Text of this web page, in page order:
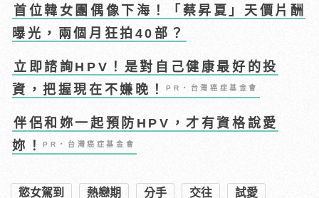
首位韓女團偶像下海！「蔡昇夏」天價片酬
曝光，兩個月狂拍40部？
立即諮詢HPV！是對自己健康最好的投
資，把握現在不嫌晚！PR・台灣癌症基金會
伴侶和妳一起預防HPV，才有資格說愛
妳！PR・台灣癌症基金會
慾女駕到 熱戀期 分手 交往 試愛